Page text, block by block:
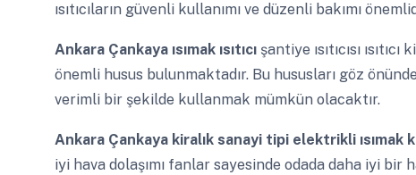
ısıtıcıların güvenli kullanımı ve düzenli bakımı
Ankara Çankaya ısımak ısıtıcı şantiye ısıtıcısı
önemli husus bulunmaktadır. Bu hususları göz
verimli bir şekilde kullanmak mümkün olacaktır.
Ankara Çankaya kiralık sanayi tipi elektrikli ısımak
iyi hava dolaşımı fanlar sayesinde odada daha iyi bir